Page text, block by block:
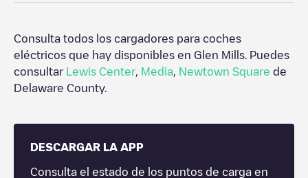
Consulta todos los cargadores para coches
eléctricos que hay disponibles en Glen Mills . Puedes
consultar
Lewis Center, Media Newtown Square de
Delaware County.
DESCARGAR LA APP
Consulta el estado de los puntos de carga en